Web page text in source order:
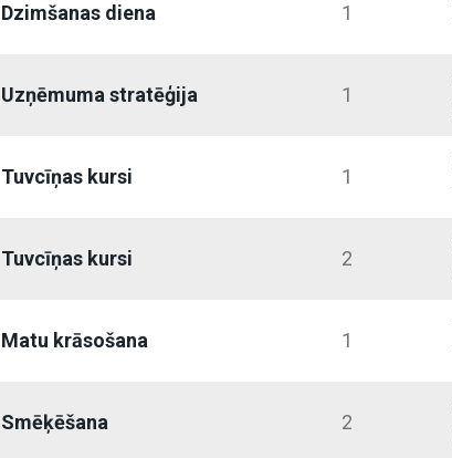
Dzimšanas diena 1
Uzņēmuma stratēģija 1
Tuvcīņas kursi 1
Tuvcīņas kursi 2
Matu krāsošana 1
Smēķēšana 2